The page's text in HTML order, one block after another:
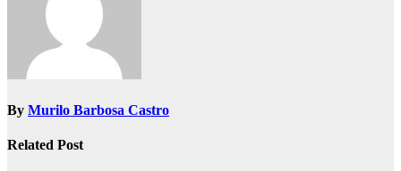
By Murilo Barbosa Castro
Related Post